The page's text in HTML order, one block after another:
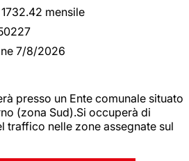
1732.42 mensile
7/8/2026
presso un Ente comunale situato
(zona Sud).Si occuperà di
traffico nelle zone assegnate sul